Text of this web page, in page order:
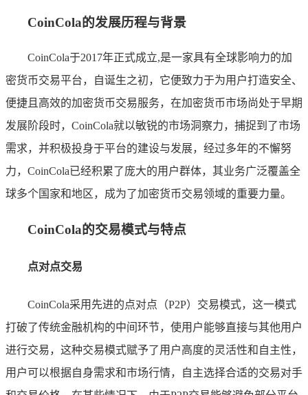
CoinCola的发展历程与背景
CoinCola于2017年正式成立,是一家具有全球影响力的加
密货币交易平台，自诞生之初，它便致力于为用户打造安全、
便捷且高效的加密货币交易服务，在加密货币市场尚处于早期
发展阶段时，CoinCola就以敏锐的市场洞察力，捕捉到了市场
需求，并积极投身于平台的建设与发展，经过多年的不懈努
力，CoinCola已经积累了庞大的用户群体，其业务广泛覆盖全
球多个国家和地区，成为了加密货币交易领域的重要力量。
CoinCola的交易模式与特点
点对点交易
CoinCola采用先进的点对点（P2P）交易模式，这一模式
打破了传统金融机构的中间环节，使用户能够直接与其他用户
进行交易，这种交易模式赋予了用户高度的灵活性和自主性，
用户可以根据自身需求和市场行情，自主选择合适的交易对手